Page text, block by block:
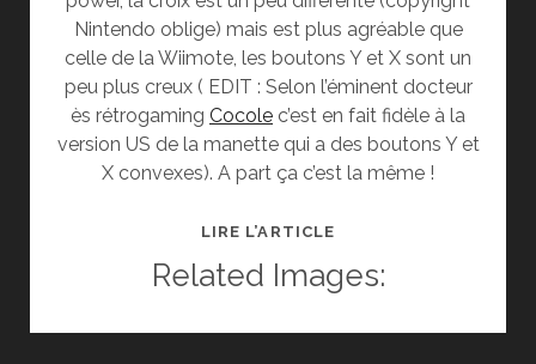
Nintendo oblige) mais est plus agréable que
celle de la Wiimote, les boutons Y et X sont un
peu plus creux ( EDIT : Selon l’éminent docteur
ès rétrogaming Cocole c’est en fait fidèle à la
version US de la manette qui a des boutons Y et
X convexes). A part ça c’est la même !
LIRE L’ARTICLE[TEST]
PRO
Related Images: